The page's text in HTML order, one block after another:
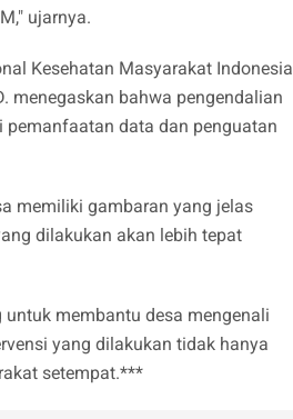
ujarnya.
Kesehatan Masyarakat Indonesia
menegaskan bahwa pengendalian
data dan penguatan
memiliki gambaran yang jelas
dilakukan akan lebih tepat
untuk membantu desa mengenali
yang dilakukan tidak hanya
setempat.***